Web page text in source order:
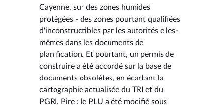
Cayenne, sur des zones humides
protégées - des zones pourtant qualifiées
d'inconstructibles par les autorités elles-
mêmes dans les documents de
planification. Et pourtant, un permis de
construire a été accordé sur la base de
documents obsolètes, en écartant la
cartographie actualisée du TRI et du
PGRI. Pire : le PLU a été modifié sous